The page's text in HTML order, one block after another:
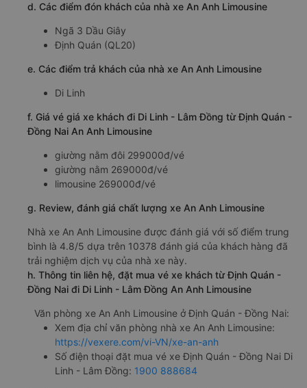
d. Các điểm đón khách của nhà xe An Anh Limousine
Ngã 3 Dầu Giây
Định Quán (QL20)
e. Các điểm trả khách của nhà xe An Anh Limousine
Di Linh
f. Giá vé giá xe khách đi Di Linh - Lâm Đồng từ Định Quán -
Đồng Nai An Anh Limousine
giường nằm đôi 299000đ/vé
giường nằm 269000đ/vé
limousine 269000đ/vé
g. Review, đánh giá chất lượng xe An Anh Limousine
Nhà xe An Anh Limousine được đánh giá với số điểm trung
bình là 4.8/5 dựa trên 10378 đánh giá của khách hàng đã
trải nghiệm dịch vụ của nhà xe này.
h. Thông tin liên hệ, đặt mua vé xe khách từ Định Quán -
Đồng Nai đi Di Linh - Lâm Đồng An Anh Limousine
Văn phòng xe An Anh Limousine ở Định Quán - Đồng Nai:
Xem địa chỉ văn phòng nhà xe An Anh Limousine:
https://vexere.com/vi-VN/xe-an-anh
Số điện thoại đặt mua vé xe Định Quán - Đồng Nai Di
Linh - Lâm Đồng: 1900 888684